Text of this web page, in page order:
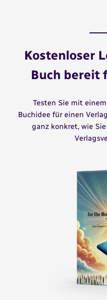
Kostenloser
Buch bereit
Testen Sie mit
Buchidee für einen
ganz konkret, wie